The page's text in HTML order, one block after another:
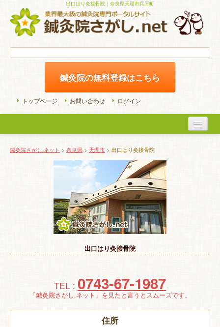
出口はり灸接骨院｜奈良県天理市兵庫町
鍼灸院の無料登録はこちら
トップページ お問い合わせ ログイン
初めての方へ
よくある質問
ホームケア
特 集
お悩み解決！
鍼灸院さがし.ネット > 奈良県 > 天理市 > 出口はり灸接骨院
出口はり灸接骨院
TEL : 0743-67-1987
「鍼灸院さがし.ネット」を見たと言うとスムーズです。
住所